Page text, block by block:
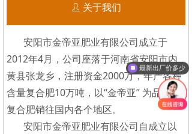
公司掠影
新闻中心
联系我们
ꄑ 关于我们
安阳市金帝亚肥业有限公司成立于
2012年4月，公司座落于河南省安阳市内
黄县张龙乡，注册资金2000万，年产各种
含量复合肥10万吨，以“金帝亚” 为品牌的
复合肥销往国内各个地区。
安阳市金帝亚肥业有限公司自成立以
最新出厂价多少